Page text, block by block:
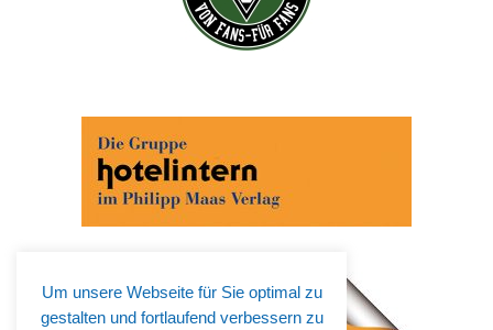
Um unsere Webseite für Sie optimal zu
gestalten und fortlaufend verbessern zu